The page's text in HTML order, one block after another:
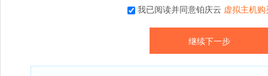
我已阅读并同意铂庆云 虚拟主机